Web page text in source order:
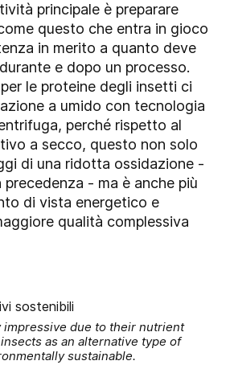
principale è preparare
questo che entra in gioco
in merito a quanto deve
e dopo un processo.
le proteine degli insetti ci
a umido con tecnologia
perché rispetto al
a secco, questo non solo
di una ridotta ossidazione -
- ma è anche più
di vista energetico e
qualità complessiva
impressive due to their nutrient
as an alternative type of
sustainable.